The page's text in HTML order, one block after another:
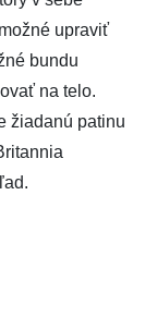
upraviť
bundu
na telo.
žiadanú patinu